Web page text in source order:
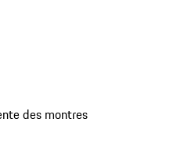
des montres